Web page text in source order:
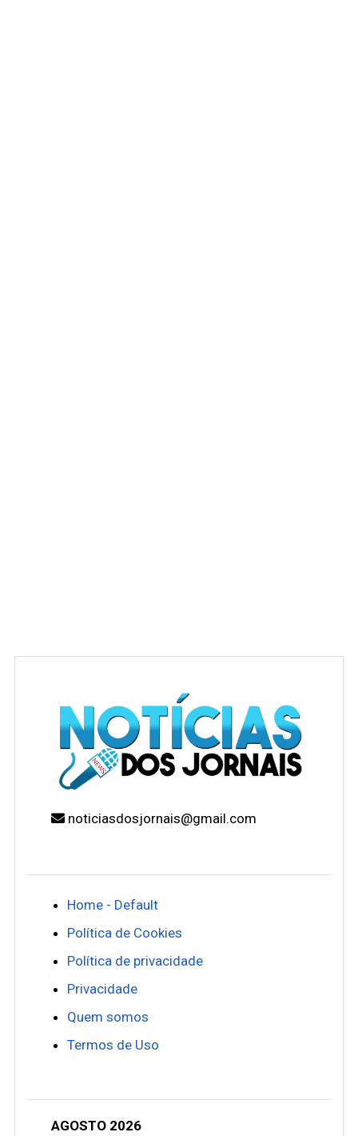
noticiasdosjornais@gmail.com
Home - Default
Política de Cookies
Política de privacidade
Privacidade
Quem somos
Termos de Uso
AGOSTO 2026